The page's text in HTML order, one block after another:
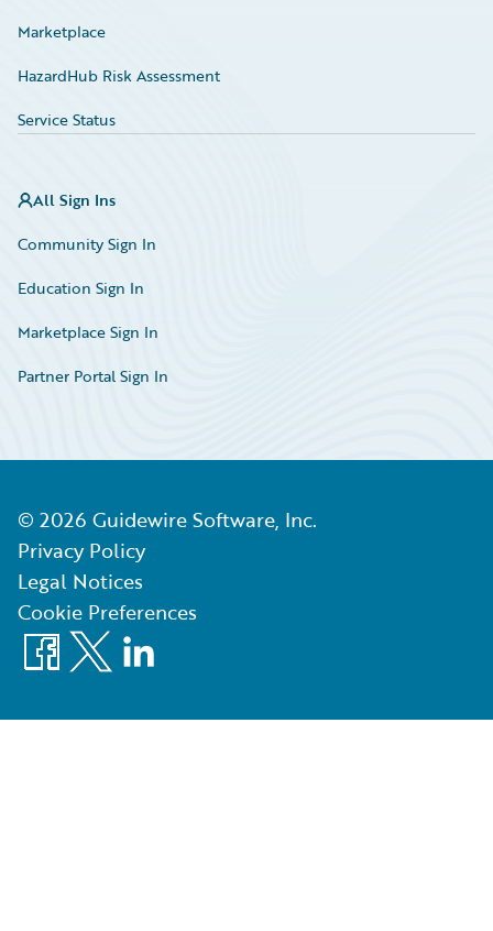
Marketplace
HazardHub Risk Assessment
Service Status
All Sign Ins
Community Sign In
Education Sign In
Marketplace Sign In
Partner Portal Sign In
© 2026 Guidewire Software, Inc.
Privacy Policy
Legal Notices
Cookie Preferences
Facebook
X LinkedIn